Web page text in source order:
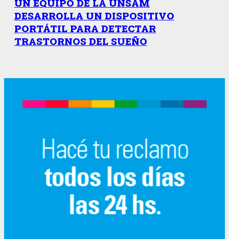
UN EQUIPO DE LA UNSAM
DESARROLLA UN DISPOSITIVO
PORTÁTIL PARA DETECTAR
TRASTORNOS DEL SUEÑO